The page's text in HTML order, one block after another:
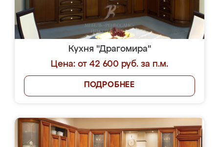
Кухня "Драгомира"
Цена: от 42 600 руб. за п.м.
ПОДРОБНЕЕ